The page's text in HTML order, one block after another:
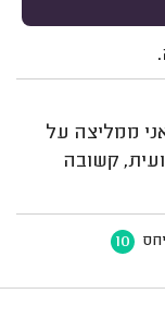
ממליצה על
קשובה
יחס 10